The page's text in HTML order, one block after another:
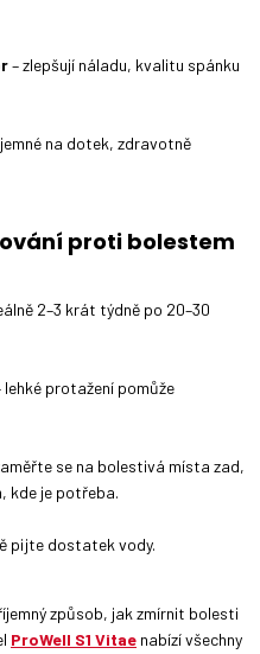
– zlepšují náladu, kvalitu spánku
na dotek, zdravotně
proti bolestem
2–3 krát týdně po 20–30
lehké protažení pomůže
se na bolestivá místa zad,
kde je potřeba.
pijte dostatek vody.
způsob, jak zmírnit bolesti
ProWell S1 Vitae nabízí všechny